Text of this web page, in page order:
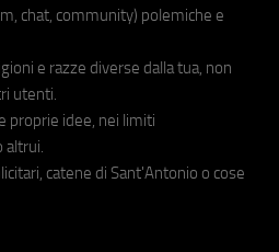
chat, community) polemiche e
e razze diverse dalla tua, non
utenti.
proprie idee, nei limiti
altrui.
catene di Sant'Antonio o cose